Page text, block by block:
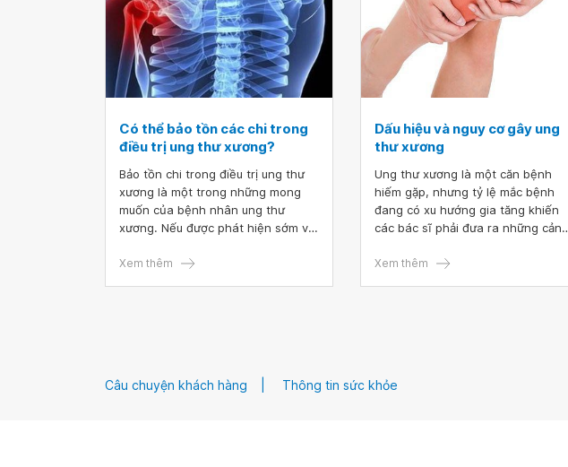
Có thể bảo tồn các chi trong
điều trị ung thư xương?
Bảo tồn chi trong điều trị ung thư
xương là một trong những mong
muốn của bệnh nhân ung thư
xương. Nếu được phát hiện sớm và
xương được tiến hành phẫu thuật
Xem thêm
Dấu hiệu và nguy cơ gây ung
thư xương
Ung thư xương là một căn bệnh
hiếm gặp, nhưng tỷ lệ mắc bệnh
đang có xu hướng gia tăng khiến
các bác sĩ phải đưa ra những cảnh
bệnh thường xuất hiện các triệu
Xem thêm
Câu chuyện khách hàng Thông tin sức khỏe